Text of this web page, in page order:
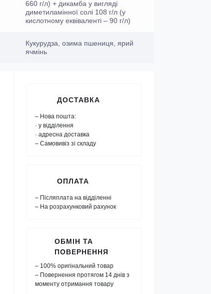
660 г/л) + дикамба у вигляді
диметиламінної солі 108 г/л (у
кислотному еквіваленті – 90 г/л)
Кукурудза, озима пшениця, ярий
ячмінь
ДОСТАВКА
– Нова пошта:
· у відділення
· адресна доставка
– Самовивіз зі складу
ОПЛАТА
– Післяплата на відділенні
– На розрахунковий рахунок
ОБМІН ТА
ПОВЕРНЕННЯ
– 100% оригінальний товар
– Повернення протягом 14 днів з
моменту отримання товару